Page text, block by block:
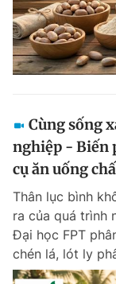
Cùng sống
nghiệp - Biến
cụ ăn uống
Thân lục bình
ra của quá trình
Đại học FPT
chén lá, lót ly